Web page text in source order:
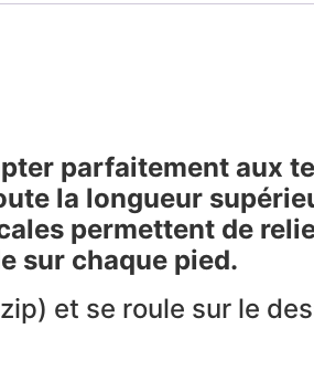
parfaitement aux
la longueur
permettent de
sur chaque pied.
et se roule sur le